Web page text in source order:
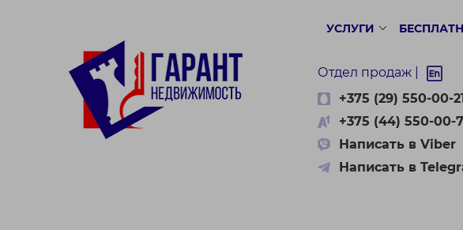
УСЛУГИ
Отдел продаж |
+375 (29) 550-00-
+375 (44) 550-00-
Написать в Viber
Написать в